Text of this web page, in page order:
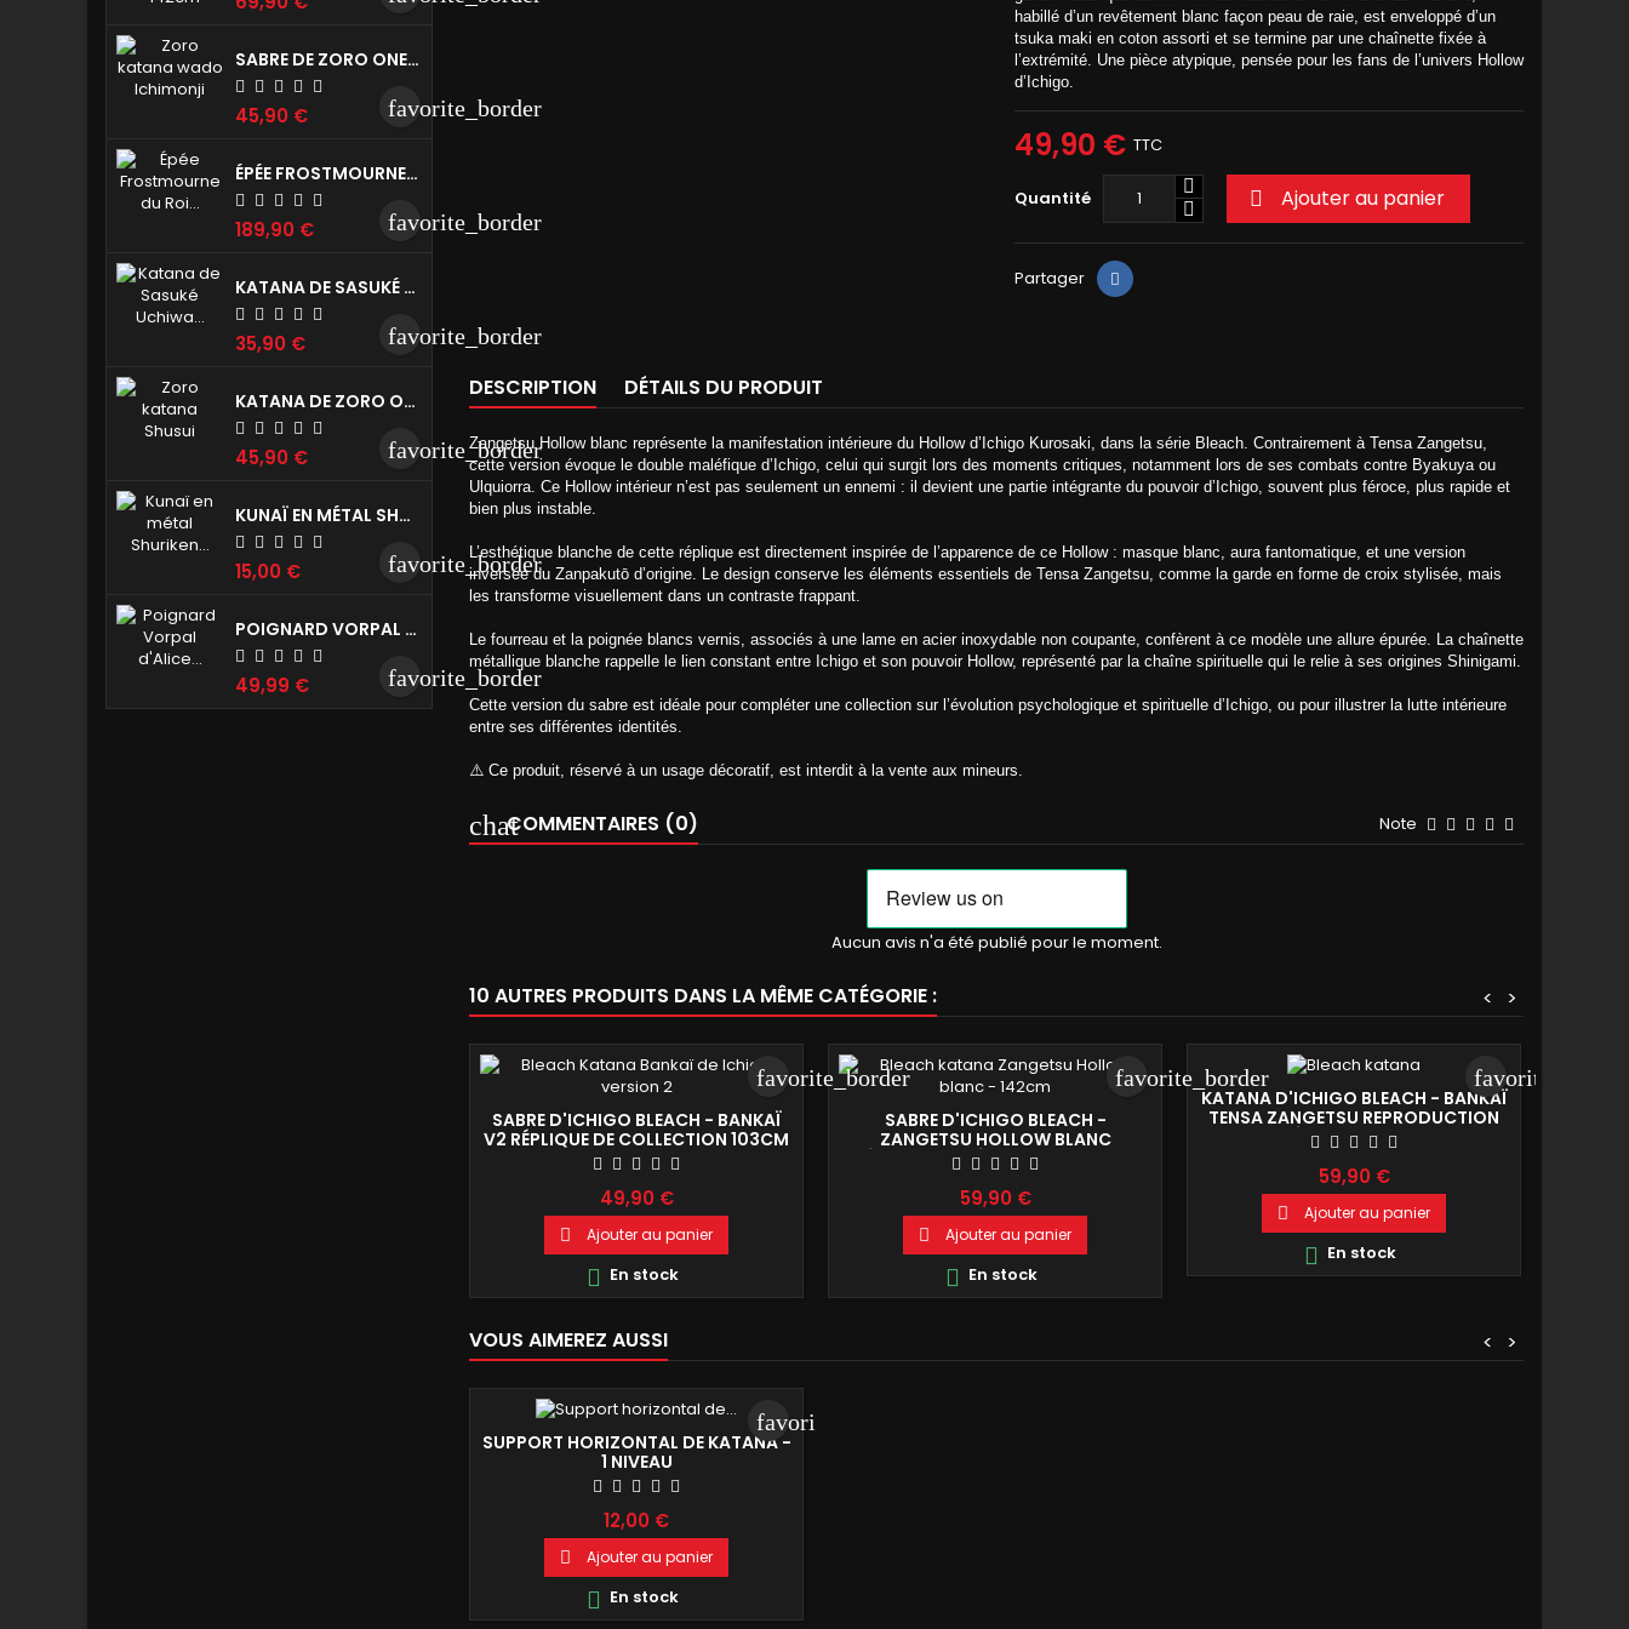
SABRE DE ZORO ONE PIECE - WADO ICHIMONJI RÉPLIQUE DE COLLECTION 104CM
45,90 € favorite_border
ÉPÉE FROSTMOURNE DU ROI LICHE WORLD OF WARCRAFT RÉPLIQUE DE COLLECTION 107CM
189,90 € favorite_border
KATANA DE SASUKÉ UCHIWA NOIR NARUTO - KUSANAGI REPLIQUE DE COLLECTION 102CM
35,90 € favorite_border
KATANA DE ZORO ONE PIECE - SHUSUI REPRODUCTION DE DÉCORATION 104CM
45,90 € favorite_border
KUNAÏ EN MÉTAL SHURIKEN NARUTO RÉPLIQUE DE DÉCORATION 26CM
15,00 € favorite_border
POIGNARD VORPAL D'ALICE MADNESS RETURNS REPRODUCTION DE COLLECTION 45CM
49,99 € favorite_border
habillé d’un revêtement blanc façon peau de raie, est enveloppé d’un
tsuka maki en coton assorti et se termine par une chaînette fixée à
l’extrémité. Une pièce atypique, pensée pour les fans de l’univers Hollow
d’Ichigo.
49,90 € TTC
Quantité  Ajouter au panier
Partager
DESCRIPTION DÉTAILS DU PRODUIT
Zangetsu Hollow blanc représente la manifestation intérieure du Hollow d’Ichigo Kurosaki, dans la série Bleach. Contrairement à Tensa Zangetsu,
cette version évoque le double maléfique d’Ichigo, celui qui surgit lors des moments critiques, notamment lors de ses combats contre Byakuya ou
Ulquiorra. Ce Hollow intérieur n’est pas seulement un ennemi : il devient une partie intégrante du pouvoir d’Ichigo, souvent plus féroce, plus rapide et
bien plus instable.
L’esthétique blanche de cette réplique est directement inspirée de l’apparence de ce Hollow : masque blanc, aura fantomatique, et une version
inversée du Zanpakutō d’origine. Le design conserve les éléments essentiels de Tensa Zangetsu, comme la garde en forme de croix stylisée, mais
les transforme visuellement dans un contraste frappant.
Le fourreau et la poignée blancs vernis, associés à une lame en acier inoxydable non coupante, confèrent à ce modèle une allure épurée. La chaînette
métallique blanche rappelle le lien constant entre Ichigo et son pouvoir Hollow, représenté par la chaîne spirituelle qui le relie à ses origines Shinigami.
Cette version du sabre est idéale pour compléter une collection sur l’évolution psychologique et spirituelle d’Ichigo, ou pour illustrer la lutte intérieure
entre ses différentes identités.
⚠️ Ce produit, réservé à un usage décoratif, est interdit à la vente aux mineurs.
COMMENTAIRES (0) Note
Aucun avis n'a été publié pour le moment.
10 AUTRES PRODUITS DANS LA MÊME CATÉGORIE : >
<
SABRE D'ICHIGO BLEACH - BANKAÏ
V2 RÉPLIQUE DE COLLECTION 103CM
49,90 €
 Ajouter au panier
 En stock
favorite_border
SABRE D'ICHIGO BLEACH -
ZANGETSU HOLLOW BLANC
RÉPLIQUE DE DÉCORATION 142CM
59,90 €
 Ajouter au panier
 En stock
favorite_border
KATANA D'ICHIGO BLEACH - BANKAÏ
TENSA ZANGETSU REPRODUCTION
DE DÉCORATION 142CM
59,90 €
 Ajouter au panier
 En stock
favorite_border
VOUS AIMEREZ AUSSI >
<
SUPPORT HORIZONTAL DE KATANA -
1 NIVEAU
12,00 €
 Ajouter au panier
 En stock
favorite_border